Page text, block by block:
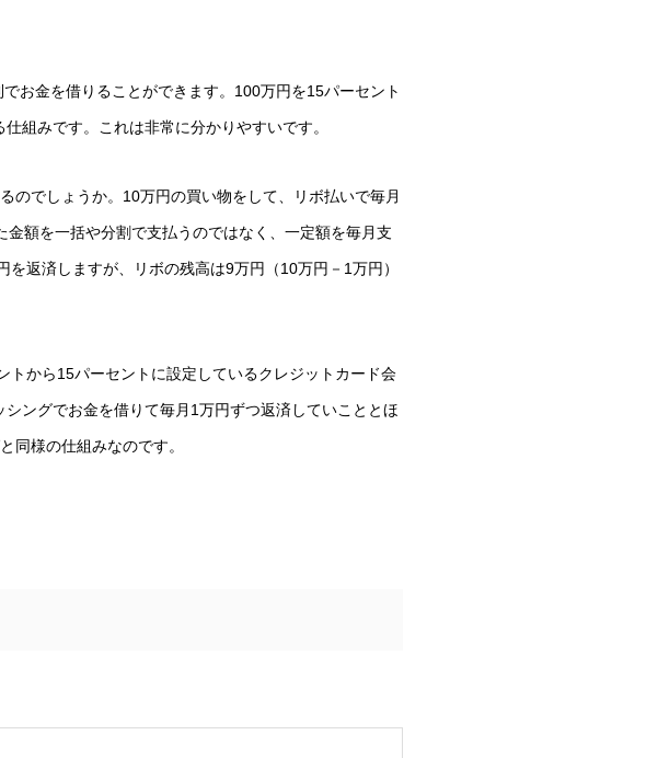
お金を借りることができます。100万円を15パーセント
組みです。これは非常に分かりやすいです。
のでしょうか。10万円の買い物をして、リボ払いで毎月
額を一括や分割で支払うのではなく、一定額を毎月支
返済しますが、リボの残高は9万円（10万円－1万円）
から15パーセントに設定しているクレジットカード会
ングでお金を借りて毎月1万円ずつ返済していこととほ
同様の仕組みなのです。